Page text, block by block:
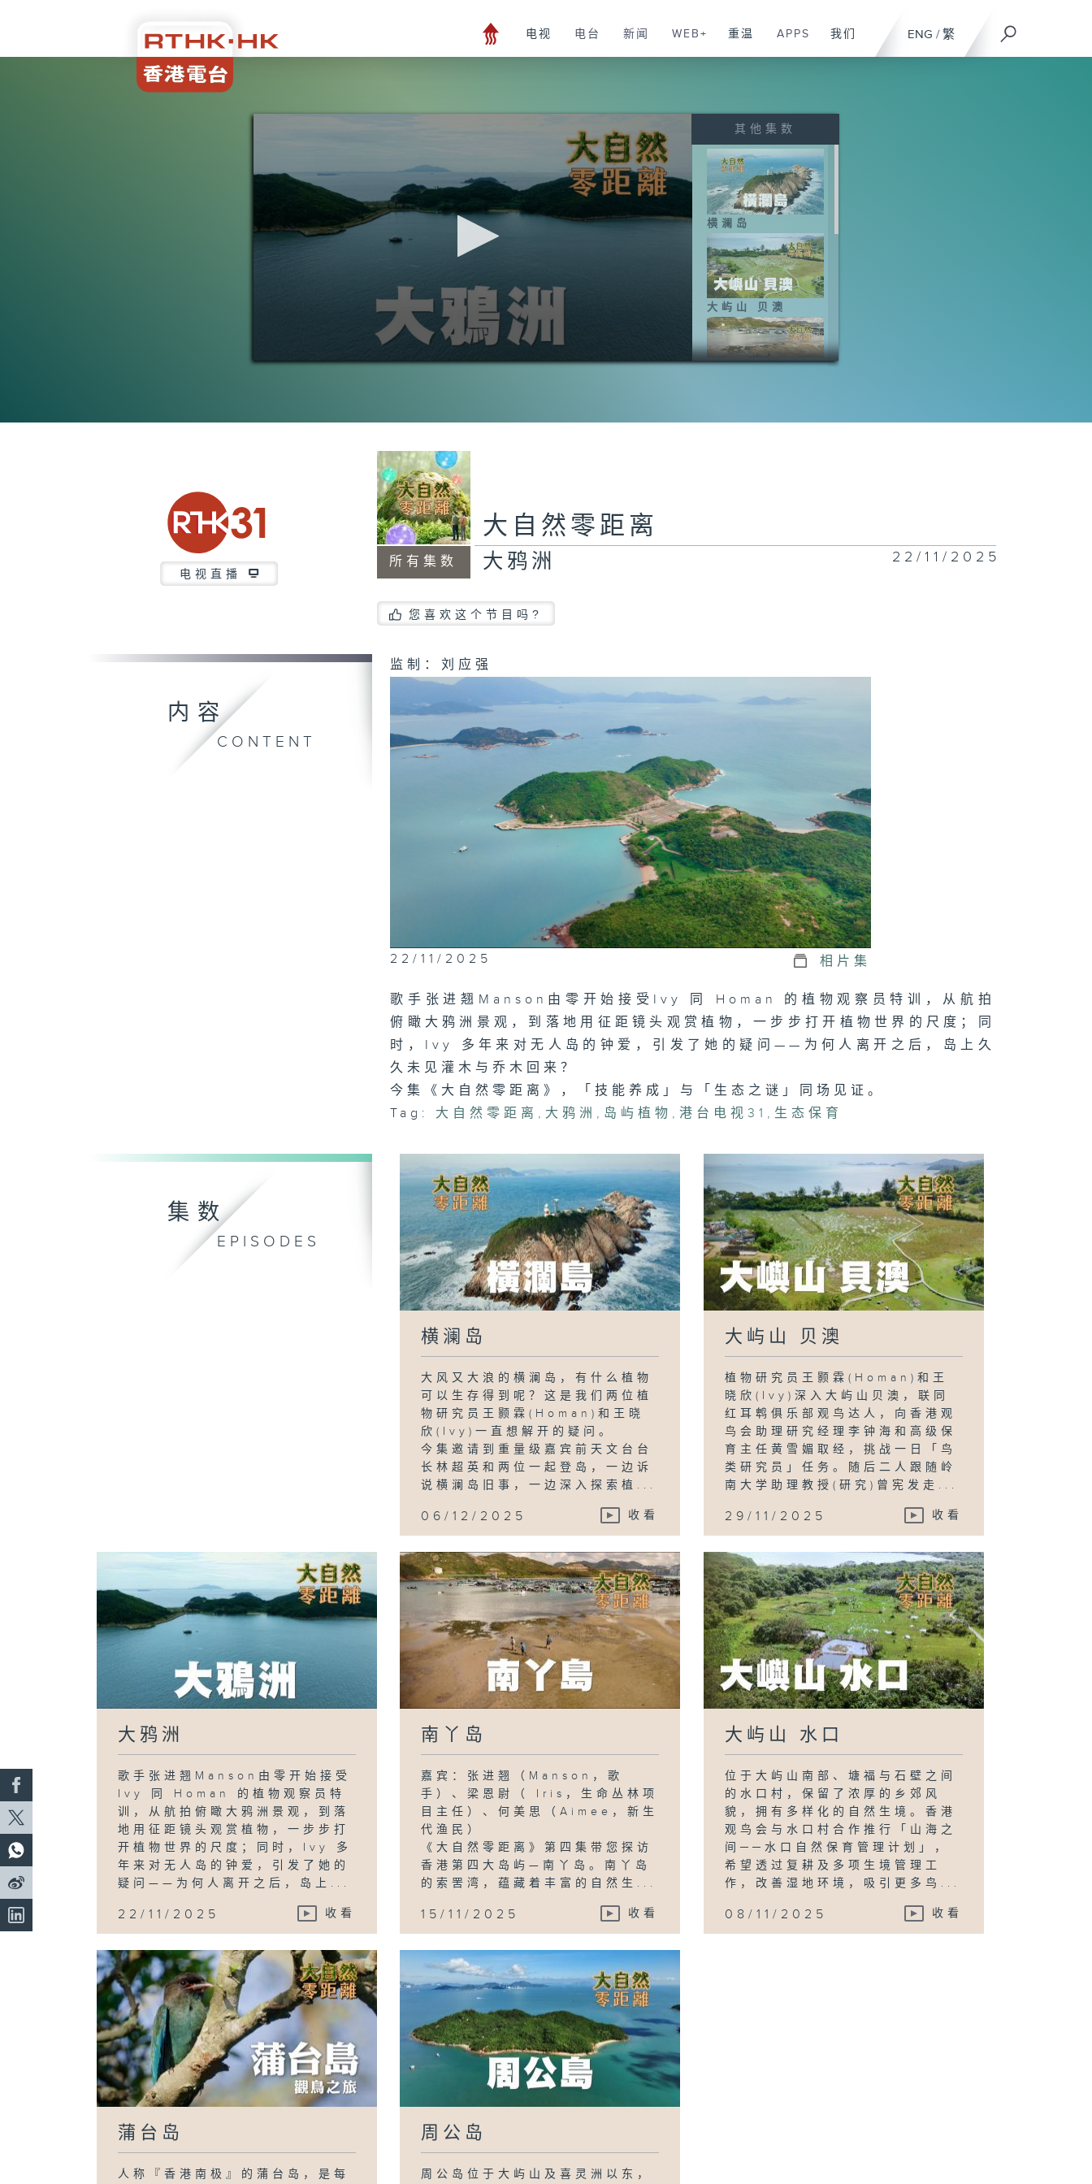
ENG / 繁
电视 电台 新闻 WEB+ 重温 APPS 我们
0
其他集数
横澜岛
大屿山 贝澳
电视直播
所有集数
大自然零距离
大鸦洲 22/11/2025
您喜欢这个节目吗?
内容
CONTENT
监制：刘应强
22/11/2025 相片集
歌手张进翘Manson由零开始接受Ivy 同 Homan 的植物观察员特训，从航拍
俯瞰大鸦洲景观，到落地用征距镜头观赏植物，一步步打开植物世界的尺度；同
时，Ivy 多年来对无人岛的钟爱，引发了她的疑问——为何人离开之后，岛上久
久未见灌木与乔木回来？
今集《大自然零距离》，「技能养成」与「生态之谜」同场见证。
Tag:
大自然零距离 , 大鸦洲 , 岛屿植物 ,港台电视31 , 生态保育
集数
EPISODES
横澜岛
大风又大浪的横澜岛，有什么植物
可以生存得到呢？这是我们两位植
物研究员王颢霖(Homan)和王晓
欣(Ivy)一直想解开的疑问。
今集邀请到重量级嘉宾前天文台台
长林超英和两位一起登岛，一边诉
说横澜岛旧事，一边深入探索植...
06/12/2025 收看
大屿山 贝澳
植物研究员王颢霖(Homan)和王
晓欣(Ivy)深入大屿山贝澳，联同
红耳鹎俱乐部观鸟达人，向香港观
鸟会助理研究经理李钟海和高级保
育主任黄雪媚取经，挑战一日「鸟
类研究员」任务。随后二人跟随岭
南大学助理教授(研究)曾宪发走...
29/11/2025 收看
大鸦洲
歌手张进翘Manson由零开始接受
Ivy 同 Homan 的植物观察员特
训，从航拍俯瞰大鸦洲景观，到落
地用征距镜头观赏植物，一步步打
开植物世界的尺度；同时，Ivy 多
年来对无人岛的钟爱，引发了她的
疑问——为何人离开之后，岛上...
22/11/2025 收看
南丫岛
嘉宾：张进翘（Manson，歌
手）、梁恩尉（ Iris，生命丛林项
目主任）、何美思（Aimee，新生
代渔民）
《大自然零距离》第四集带您探访
香港第四大岛屿—南丫岛。南丫岛
的索罟湾，蕴藏着丰富的自然生...
15/11/2025 收看
大屿山 水口
位于大屿山南部、塘福与石壁之间
的水口村，保留了浓厚的乡郊风
貌，拥有多样化的自然生境。香港
观鸟会与水口村合作推行「山海之
间──水口自然保育管理计划」，
希望透过复耕及多项生境管理工
作，改善湿地环境，吸引更多鸟...
08/11/2025 收看
蒲台岛
人称『香港南极』的蒲台岛，是每
周公岛
周公岛位于大屿山及喜灵洲以东，